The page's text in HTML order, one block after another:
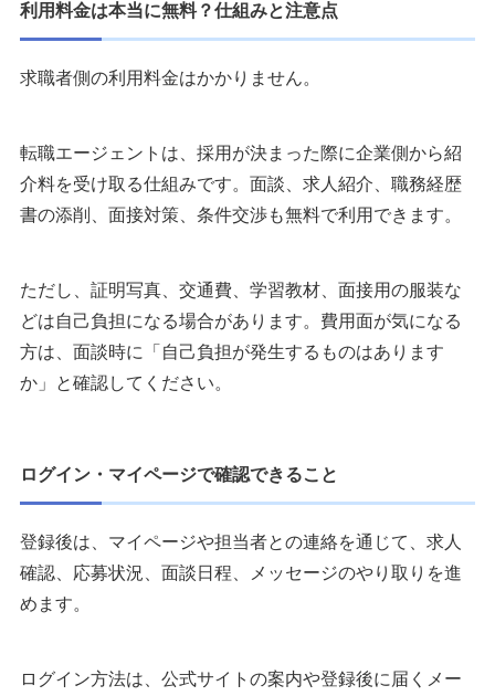
利用料金は本当に無料？仕組みと注意点
求職者側の利用料金はかかりません。
転職エージェントは、採用が決まった際に企業側から紹
介料を受け取る仕組みです。面談、求人紹介、職務経歴
書の添削、面接対策、条件交渉も無料で利用できます。
ただし、証明写真、交通費、学習教材、面接用の服装な
どは自己負担になる場合があります。費用面が気になる
方は、面談時に「自己負担が発生するものはあります
か」と確認してください。
ログイン・マイページで確認できること
登録後は、マイページや担当者との連絡を通じて、求人
確認、応募状況、面談日程、メッセージのやり取りを進
めます。
ログイン方法は、公式サイトの案内や登録後に届くメー